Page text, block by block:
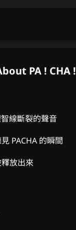
PA ! CHA !
線斷裂的聲音
PACHA 的瞬間
放出來